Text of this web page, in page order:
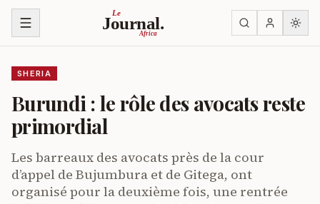
Ruka kwenye yaliyomo
Le
Journal.
Africa
SHERIA
Burundi : le rôle des avocats reste
primordial
Les barreaux des avocats près de la cour
d’appel de Bujumbura et de Gitega, ont
organisé pour la deuxième fois, une rentrée